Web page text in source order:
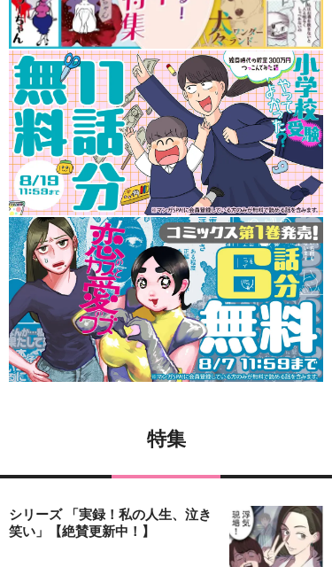
特集
シリーズ 「実録！私の人生、泣き
笑い」【絶賛更新中！】